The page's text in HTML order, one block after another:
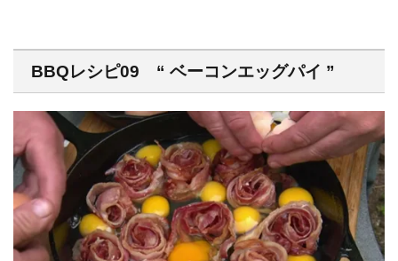
BBQレシピ09 “ ベーコンエッグパイ ”